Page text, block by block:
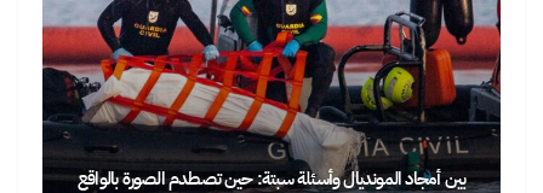
بين أمجاد المونديال وأسئلة سبتة: حين تصطدم الصورة بالواقع